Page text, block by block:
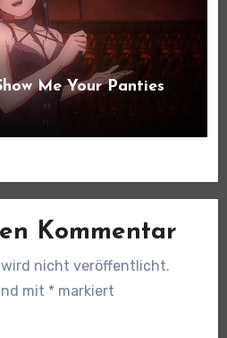
Me Your Panties
Kommentar
wird nicht veröffentlicht.
mit * markiert